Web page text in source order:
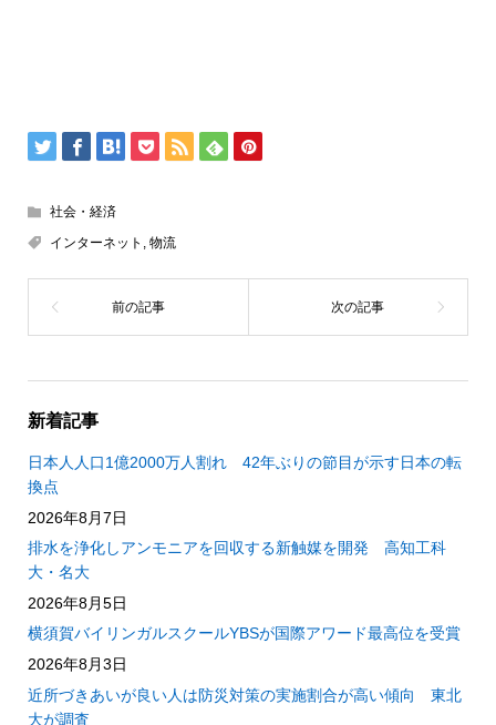
社会・経済
インターネット , 物流
新着記事
日本人人口1億2000万人割れ 42年ぶりの節目が示す日本の転
換点
2026年8月7日
排水を浄化しアンモニアを回収する新触媒を開発 高知工科
大・名大
2026年8月5日
横須賀バイリンガルスクールYBSが国際アワード最高位を受賞
2026年8月3日
近所づきあいが良い人は防災対策の実施割合が高い傾向 東北
大が調査